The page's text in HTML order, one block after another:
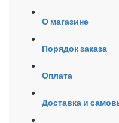
О магазине
Порядок заказа
Оплата
Доставка и